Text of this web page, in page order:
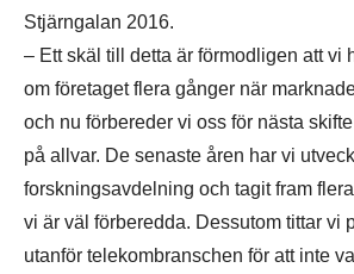
Stjärngalan 2016.
– Ett skäl till detta är förmodligen att vi
om företaget flera gånger när
och nu förbereder vi oss för nästa
på allvar. De senaste åren har vi
forskningsavdelning och tagit fram
vi är väl förberedda. Dessutom tittar vi
utanför telekombranschen för att inte